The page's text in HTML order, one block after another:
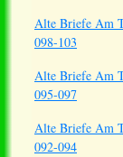
Alte Briefe Am
098-103
Alte Briefe Am
095-097
Alte Briefe Am
092-094